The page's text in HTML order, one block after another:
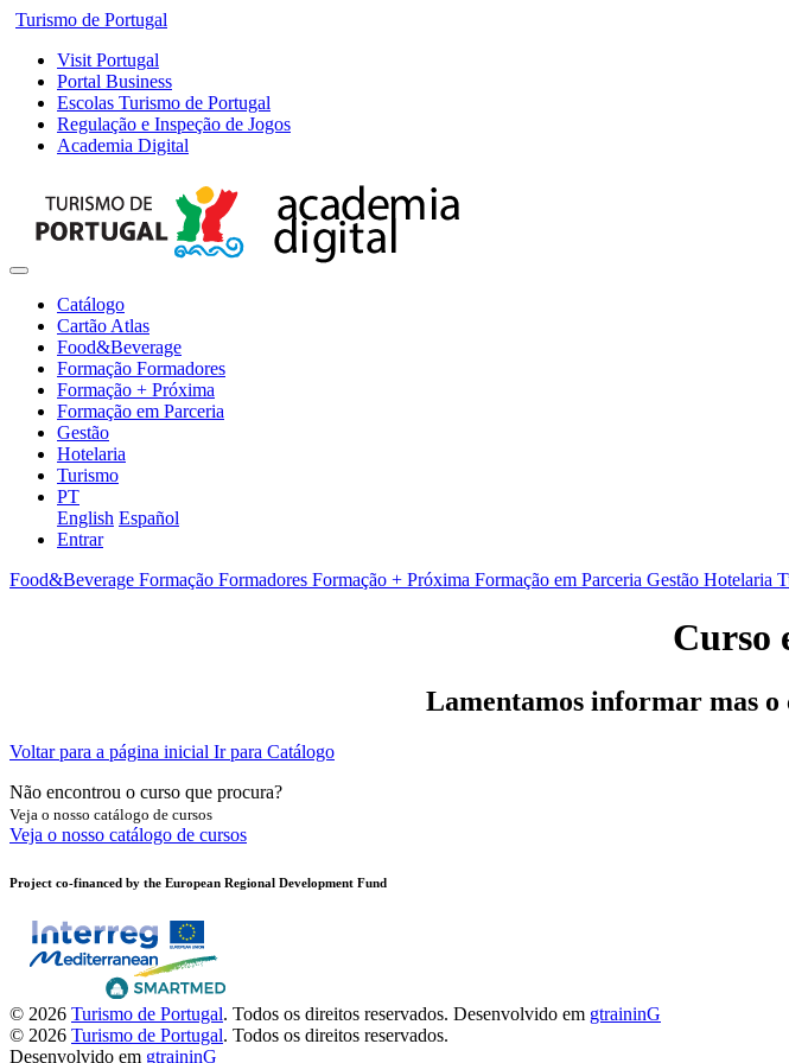
Turismo de Portugal
Visit Portugal
Portal Business
Escolas Turismo de Portugal
Regulação e Inspeção de Jogos
Academia Digital
Catálogo
Cartão Atlas
Food&Beverage
Formação Formadores
Formação + Próxima
Formação em Parceria
Gestão
Hotelaria
Turismo
PT
English Español
Entrar
Food&Beverage Formação Formadores Formação + Próxima Formação em Parceria Gestão Hotelaria
Curso
Lamentamos informar mas o
Voltar para a página inicial Ir para Catálogo
Não encontrou o curso que procura?
Veja o nosso catálogo de cursos
Veja o nosso catálogo de cursos
Project co-financed by the European Regional Development Fund
© 2026 Turismo de Portugal. Todos os direitos reservados. Desenvolvido em gtraininG
© 2026 Turismo de Portugal. Todos os direitos reservados.
Desenvolvido em gtraininG